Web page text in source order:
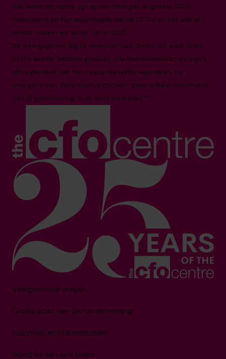
Alle feiten en cijfers zijn up-to-date per augustus 2025
Gebaseerd op het wereldwijde aantal CFO's en het aantal
landen waarin we actief zijn in 2025.*
De weergegeven logo's verwijzen naar bedrijven waar onze
CFO's eerder hebben gewerkt. Alle handelsmerken en logo's
zijn eigendom van hun respectievelijke eigenaren. De
weergave van deze logo's impliceert geen enkele verbintenis
met of goedkeuring door deze bedrijven.**
Veelgestelde vragen
Gratis scan van uw onderneming
Inzichten en hulpmiddelen
Word lid van ons team